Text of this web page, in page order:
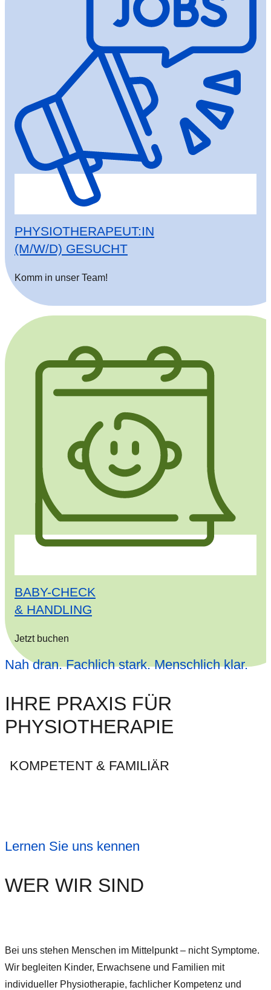
PHYSIOTHERAPEUT:IN
(M/W/D) GESUCHT
Komm in unser Team!
BABY-CHECK
& HANDLING
Jetzt buchen
Nah dran. Fachlich stark. Menschlich klar.
IHRE PRAXIS FÜR
PHYSIOTHERAPIE
KOMPETENT & FAMILIÄR
Lernen Sie uns kennen
WER WIR SIND
Bei uns stehen Menschen im Mittelpunkt – nicht Symptome.
Wir begleiten Kinder, Erwachsene und Familien mit
individueller Physiotherapie, fachlicher Kompetenz und